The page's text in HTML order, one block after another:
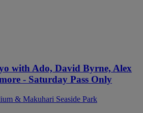
with Ado, David Byrne, Alex
- Saturday Pass Only
& Makuhari Seaside Park